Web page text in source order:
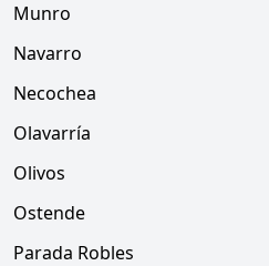
Munro
Navarro
Necochea
Olavarría
Olivos
Ostende
Parada Robles